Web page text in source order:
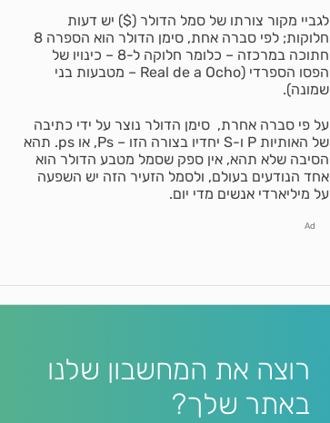
לגביי מקור צורתו של סמל הדולר ($) יש דעות
חלוקות; לפי סברה אחת, סימן הדולר הוא הספרה 8
חתוכה במרכזה – כלומר חלוקה ל-8 – כינויו של
הפסו הספרדי (Real de a Ocho – מטבעות בני
שמונה).
על פי סברה אחרת, סימן הדולר נוצר על ידי כתיבה
של האותיות P ו-S יחדיו בצורה הזו – Ps, או ps. תהא
הסיבה שלא תהא, אין ספק שסמל מטבע הדולר הוא
אחד הנודעים בעולם, ולסמל הזעיר הזה יש השפעה
על מיליארדי אנשים מדי יום.
Ad
רוצה את המחשבון שלנו
באתר שלך?